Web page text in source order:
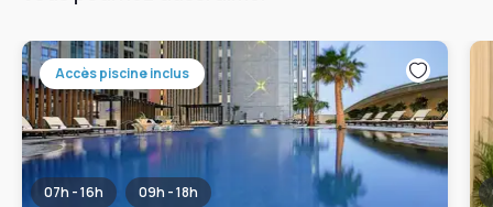
Accès piscine inclus
07h - 16h 09h - 18h